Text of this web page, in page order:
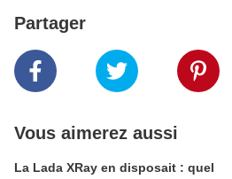
Partager
Vous aimerez aussi
La Lada XRay en disposait : quel